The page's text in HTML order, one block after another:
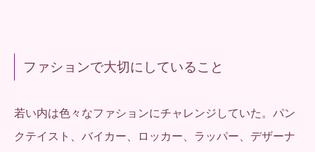
ファションで大切にしていること
若い内は色々なファションにチャレンジしていた。パン
クテイスト、バイカー、ロッカー、ラッパー、デザーナ